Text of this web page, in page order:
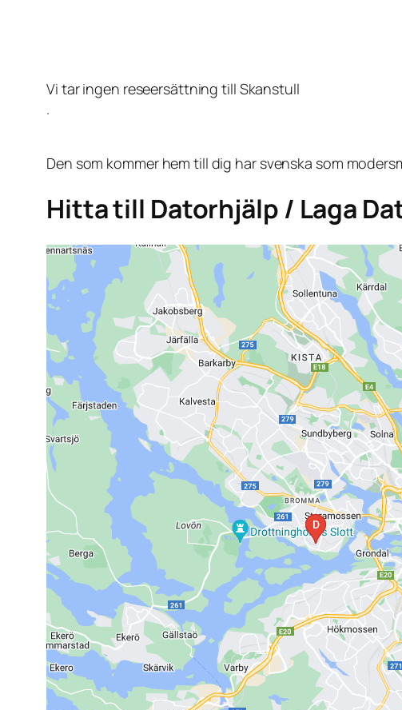
Vi tar ingen reseersättning till Skanstull
.
Den som kommer hem till dig har svenska som
Hitta till Datorhjälp / Laga